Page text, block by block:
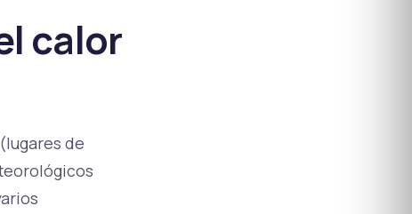
calor
de